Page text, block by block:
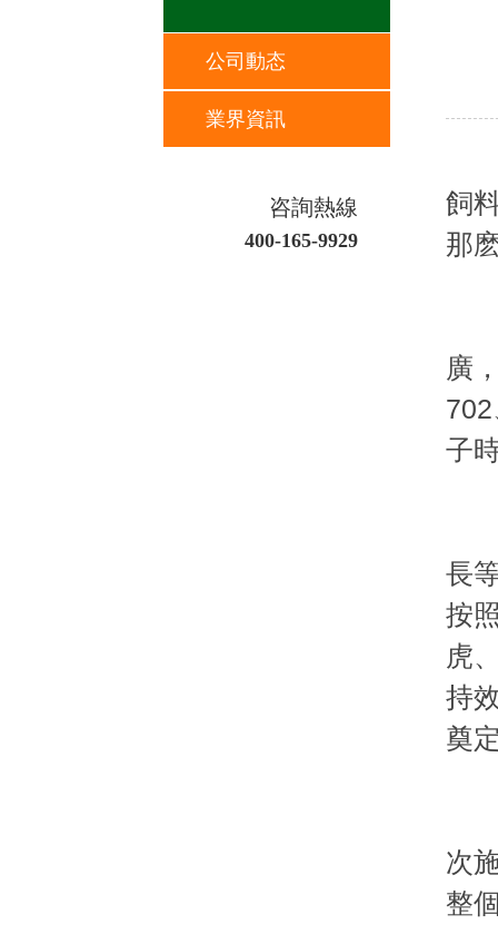
公司動态
業界資訊
咨詢熱線
400-165-9929
飼
那
廣
子
長
按
虎
持
奠
次
整